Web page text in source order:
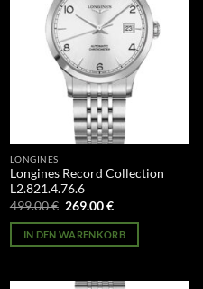
LONGINES
Longines Record Collection
L2.821.4.76.6
499.00€ Ursprünglicher
war:
499.00 €
269.00€Aktueller
ist:
269.00 €.
IN DEN WARENKORB